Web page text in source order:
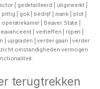
| gedetailleerd | uitgewerkt |
| gok | bedrijf | mank | plot |
| Beaver State |
| verheffen | rijpen |
upgraden | verder gaan | verder
omstandigheden vermogen
terugtrekken